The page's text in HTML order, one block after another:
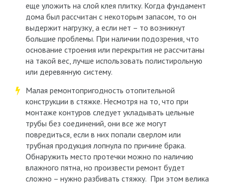
еще уложить на слой клея плитку. Когда фундамент
дома был рассчитан с некоторым запасом, то он
выдержит нагрузку, а если нет – то возникнут
большие проблемы. При наличии подозрения, что
основание строения или перекрытия не рассчитаны
на такой вес, лучше использовать полистирольную
или деревянную систему.
Малая ремонтопригодность отопительной
конструкции в стяжке. Несмотря на то, что при
монтаже контуров следует укладывать цельные
трубы без соединений, они все же могут
повредиться, если в них попали сверлом или
трубная продукция лопнула по причине брака.
Обнаружить место протечки можно по наличию
влажного пятна, но произвести ремонт будет
сложно – нужно разбивать стяжку. При этом велика